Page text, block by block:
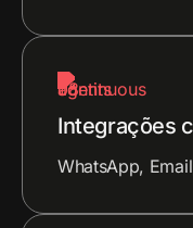
Integrações
WhatsApp,